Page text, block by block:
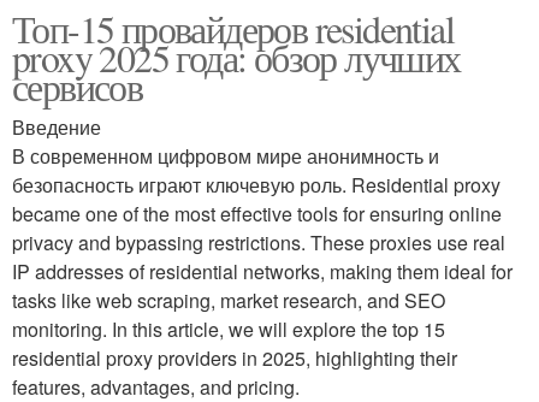
Топ-15 провайдеров residential
proxy 2025 года: обзор лучших
сервисов
Введение
В современном цифровом мире анонимность и
безопасность играют ключевую роль. Residential proxy
became one of the most effective tools for ensuring online
privacy and bypassing restrictions. These proxies use real
IP addresses of residential networks, making them ideal for
tasks like web scraping, market research, and SEO
monitoring. In this article, we will explore the top 15
residential proxy providers in 2025, highlighting their
features, advantages, and pricing.